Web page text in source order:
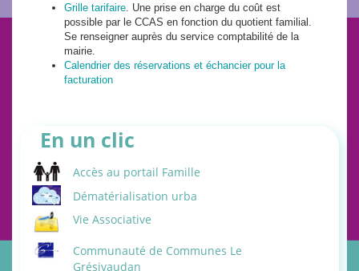
Grille tarifaire . Une prise en charge du coût est
possible par le CCAS en fonction du quotient familial.
Se renseigner auprès du service comptabilité de la
mairie.
Calendrier des réservations et échancier pour la
facturation
En un clic
Accès au portail Famille
Dématérialisation urba
Vie Associative
Communauté de Communes Le
Grésivaudan